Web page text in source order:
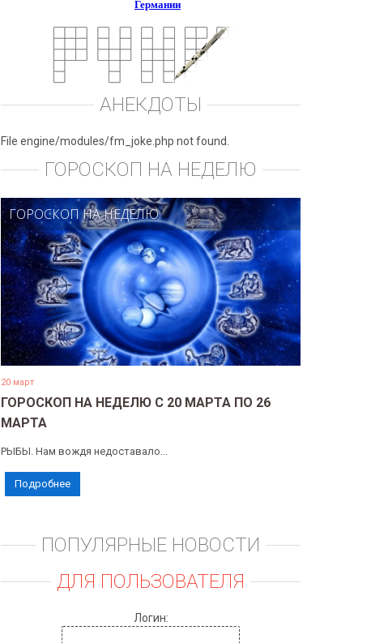
АНЕКДОТЫ
File engine/modules/fm_joke.php not found.
ГОРОСКОП НА НЕДЕЛЮ
ГОРОСКОП НА НЕДЕЛЮ
20 март
ГОРОСКОП НА НЕДЕЛЮ С 20 МАРТА ПО 26
МАРТА
РЫБЫ. Нам вождя недоставало...
Подробнее
ПОПУЛЯРНЫЕ НОВОСТИ
ДЛЯ ПОЛЬЗОВАТЕЛЯ
Логин: